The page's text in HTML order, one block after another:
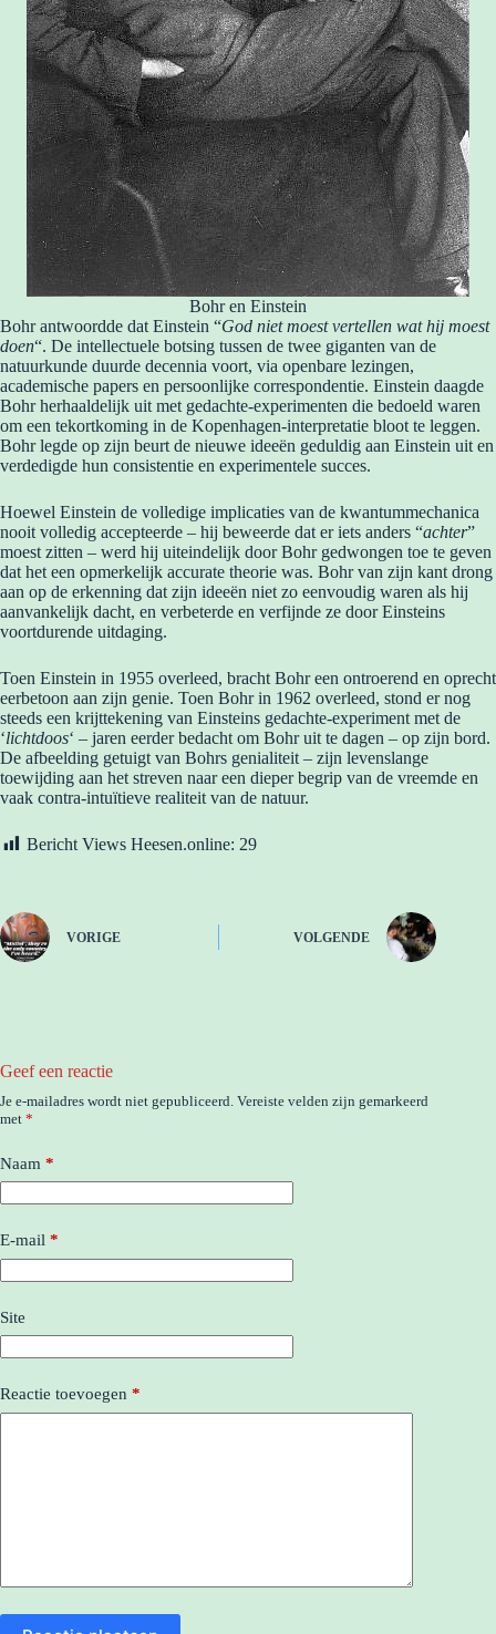
Bohr en Einstein
Bohr antwoordde dat Einstein “God niet moest vertellen wat hij moest
doen“. De intellectuele botsing tussen de twee giganten van de
natuurkunde duurde decennia voort, via openbare lezingen,
academische papers en persoonlijke correspondentie. Einstein daagde
Bohr herhaaldelijk uit met gedachte-experimenten die bedoeld waren
om een tekortkoming in de Kopenhagen-interpretatie bloot te leggen.
Bohr legde op zijn beurt de nieuwe ideeën geduldig aan Einstein uit en
verdedigde hun consistentie en experimentele succes.
Hoewel Einstein de volledige implicaties van de kwantummechanica
nooit volledig accepteerde – hij beweerde dat er iets anders “achter”
moest zitten – werd hij uiteindelijk door Bohr gedwongen toe te geven
dat het een opmerkelijk accurate theorie was. Bohr van zijn kant drong
aan op de erkenning dat zijn ideeën niet zo eenvoudig waren als hij
aanvankelijk dacht, en verbeterde en verfijnde ze door Einsteins
voortdurende uitdaging.
Toen Einstein in 1955 overleed, bracht Bohr een ontroerend en oprecht
eerbetoon aan zijn genie. Toen Bohr in 1962 overleed, stond er nog
steeds een krijttekening van Einsteins gedachte-experiment met de
‘lichtdoos‘ – jaren eerder bedacht om Bohr uit te dagen – op zijn bord.
De afbeelding getuigt van Bohrs genialiteit – zijn levenslange
toewijding aan het streven naar een dieper begrip van de vreemde en
vaak contra-intuïtieve realiteit van de natuur.
Bericht Views Heesen.online: 29
VORIGE VOLGENDE
Geef een reactie
Je e-mailadres wordt niet gepubliceerd. Vereiste velden zijn gemarkeerd
met *
Naam *
E-mail *
Site
Reactie toevoegen *